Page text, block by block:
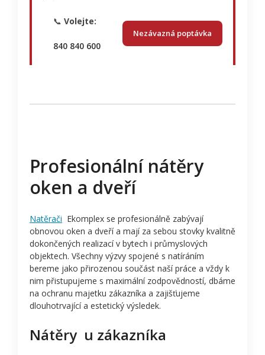
📞Volejte:
840 840 600
Nezávazná poptávka
Profesionální nátěry
oken a dveří
Natěrači Ekomplex se profesionálně zabývají
obnovou oken a dveří a mají za sebou stovky kvalitně
dokončených realizací v bytech i průmyslových
objektech. Všechny výzvy spojené s natíráním
bereme jako přirozenou součást naší práce a vždy k
nim přistupujeme s maximální zodpovědností, dbáme
na ochranu majetku zákazníka a zajišťujeme
dlouhotrvající a estetický výsledek.
Nátěry u zákazníka